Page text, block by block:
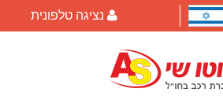
נציגה טלפונית